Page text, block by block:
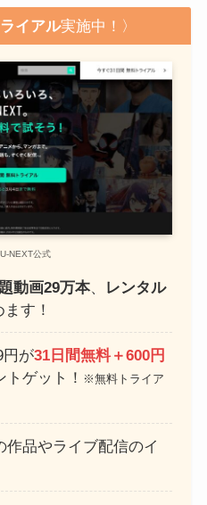
イアル実施中！〉
NEXT公式
動画29万本、 レンタル
す！
円が31日間無料＋600円
ゲット！ ※無料トライア
作品やライブ配信のイ